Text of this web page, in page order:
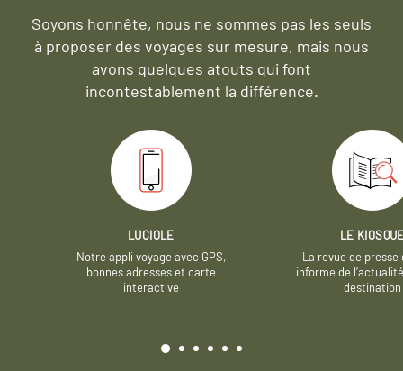
Soyons honnête, nous ne sommes pas les seuls
à proposer des voyages sur mesure, mais nous
avons quelques atouts qui font
incontestablement la différence.
LUCIOLE
Notre appli voyage avec GPS,
bonnes adresses et carte
interactive
LE
La revue de presse
informe de
destination